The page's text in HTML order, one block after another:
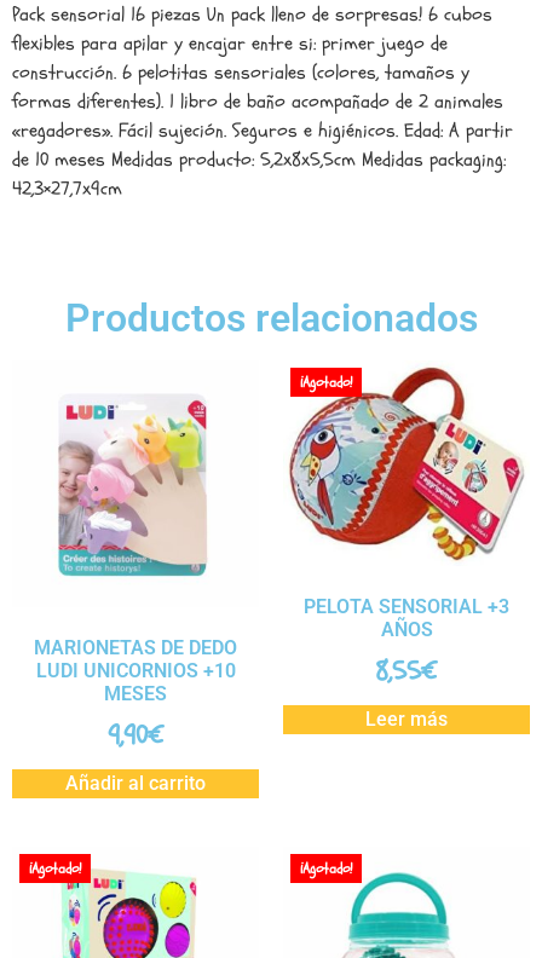
Pack sensorial 16 piezas Un pack lleno de sorpresas! 6 cubos
flexibles para apilar y encajar entre si: primer juego de
construcción. 6 pelotitas sensoriales (colores, tamaños y
formas diferentes). 1 libro de baño acompañado de 2 animales
«regadores». Fácil sujeción. Seguros e higiénicos. Edad: A partir
de 10 meses Medidas producto: 5,2x8x5,5cm Medidas packaging:
42,3×27,7x9cm
Productos relacionados
MARIONETAS DE DEDO
LUDI UNICORNIOS +10
MESES
9,90€
Añadir al carrito
¡Agotado!
PELOTA SENSORIAL +3
AÑOS
8,55€
Leer más
¡Agotado! ¡Agotado!